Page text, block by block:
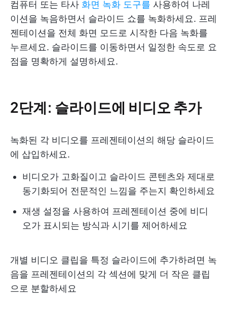
컴퓨터 또는 타사 화면 녹화 도구를 사용하여 나레
이션을 녹음하면서 슬라이드 쇼를 녹화하세요. 프레
젠테이션을 전체 화면 모드로 시작한 다음 녹화를
누르세요. 슬라이드를 이동하면서 일정한 속도로 요
점을 명확하게 설명하세요.
2단계: 슬라이드에 비디오 추가
녹화된 각 비디오를 프레젠테이션의 해당 슬라이드
에 삽입하세요.
비디오가 고화질이고 슬라이드 콘텐츠와 제대로
동기화되어 전문적인 느낌을 주는지 확인하세요
재생 설정을 사용하여 프레젠테이션 중에 비디
오가 표시되는 방식과 시기를 제어하세요
개별 비디오 클립을 특정 슬라이드에 추가하려면 녹
음을 프레젠테이션의 각 섹션에 맞게 더 작은 클립
으로 분할하세요